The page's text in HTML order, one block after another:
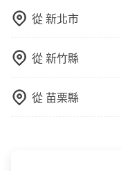
從新北市
從新竹縣
從 苗栗縣